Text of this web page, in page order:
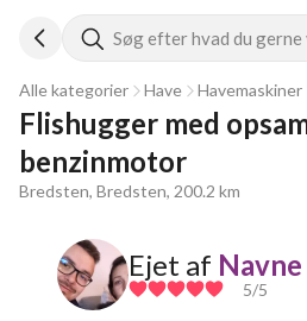
Søg efter hvad du gerne
Alle kategorier Have Havemaskiner
Flishugger med
benzinmotor
Bredsten, Bredsten, 200.2 km
Ejet af
5/5